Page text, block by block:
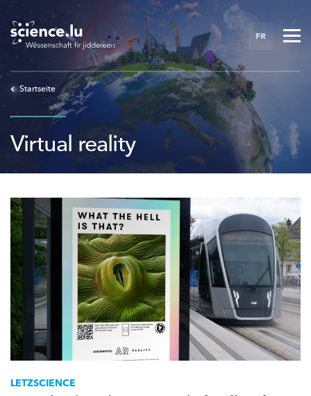
main
content
FR
Startseite
Virtual reality
LETZSCIENCE